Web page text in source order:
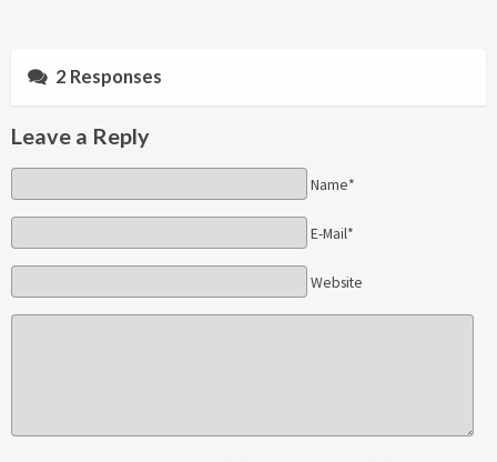
2 Responses
Leave a Reply
Name*
E-Mail*
Website